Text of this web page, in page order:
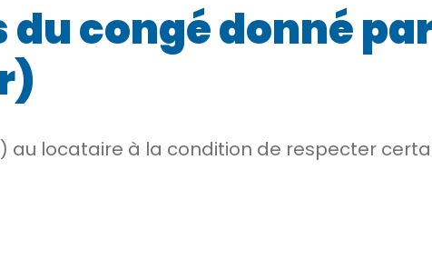
congé donné
locataire à la condition de respecter